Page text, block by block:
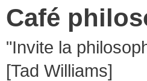
Café
"Invite la
[Tad Williams]